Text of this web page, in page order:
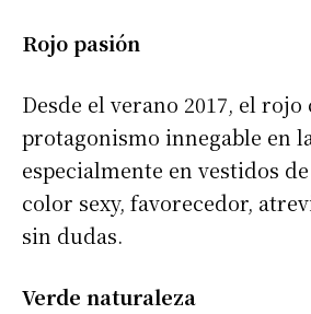
Rojo pasión
Desde el verano 2017, el
protagonismo innegable en
especialmente en vestidos
color sexy, favorecedor,
sin dudas.
Verde naturaleza